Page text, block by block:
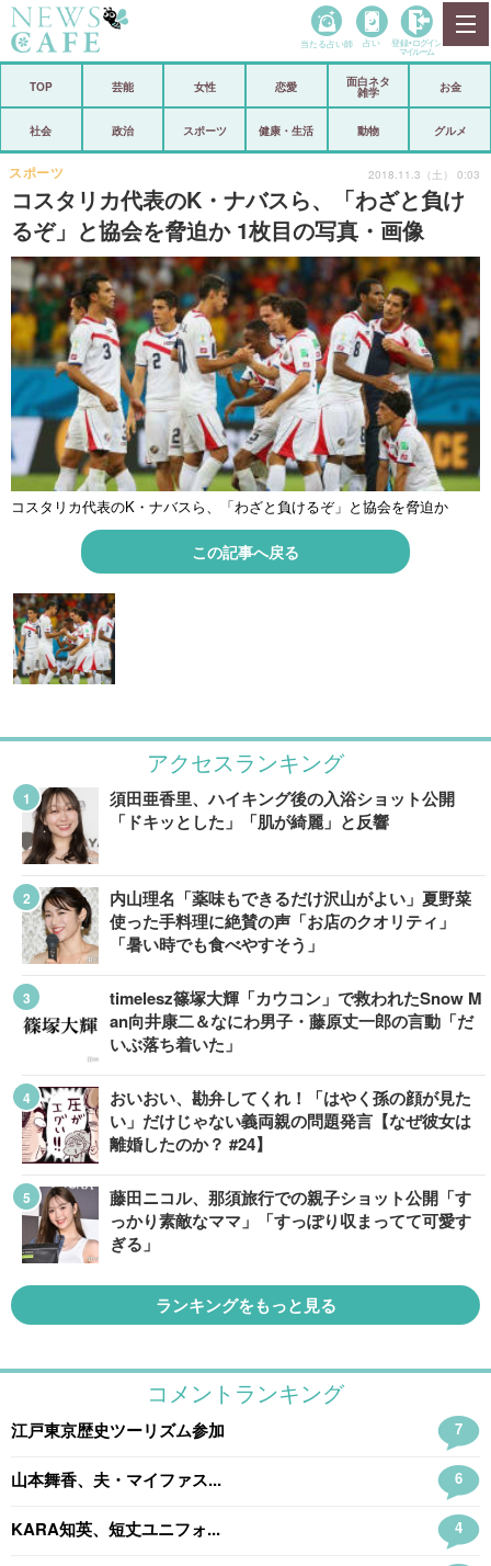
政治
経済
芸能 スポーツ
恋愛 ビックリ
コメントポスト アリ／ナシ
リリース ショップ
登録・ログイン/マイルーム
当たる占い師 占い 登録• ログイン
マイルーム
TOP 芸能 女性 恋愛
面白ネタ
雑学
お金
社会 政治 スポーツ 健康・生活 動物 グルメ
コスタリカ代表のK・ナバスら、「わざと負け
るぞ」と協会を脅迫か 1枚目の写真・画像
スポーツ 2018.11.3（土） 0:03
コスタリカ代表のK・ナバスら、「わざと負けるぞ」と協会を脅迫か
この記事へ戻る
アクセスランキング
須田亜香里、ハイキング後の入浴ショット公開
「ドキッとした」「肌が綺麗」と反響
内山理名「薬味もできるだけ沢山がよい」夏野菜
使った手料理に絶賛の声「お店のクオリティ」
「暑い時でも食べやすそう」
timelesz篠塚大輝「カウコン」で救われたSnow M
an向井康二＆なにわ男子・藤原丈一郎の言動「だ
いぶ落ち着いた」
おいおい、勘弁してくれ！「はやく孫の顔が見た
い」だけじゃない義両親の問題発言【なぜ彼女は
離婚したのか？ #24】
藤田ニコル、那須旅行での親子ショット公開「す
っかり素敵なママ」「すっぽり収まってて可愛す
ぎる」
ランキングをもっと見る